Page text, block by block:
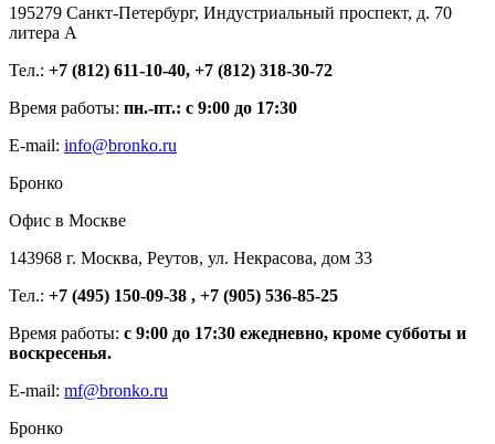
195279 Санкт-Петербург, Индустриальный проспект, д. 70
литера А
Тел.: +7 (812) 611-10-40, +7 (812) 318-30-72
Время работы: пн.-пт.: с 9:00 до 17:30
E-mail: info@bronko.ru
Бронко
Офис в Москве
143968 г. Москва, Реутов, ул. Некрасова, дом 33
Тел.: +7 (495) 150-09-38 , +7 (905) 536-85-25
Время работы: с 9:00 до 17:30 ежедневно, кроме субботы и
воскресенья.
E-mail: mf@bronko.ru
Бронко